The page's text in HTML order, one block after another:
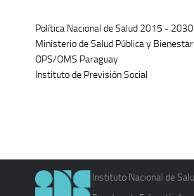
Política Nacional de Salud 2015 - 2030
Ministerio de Salud Pública y Bienestar
OPS/OMS Paraguay
Instituto de Previsión Social
Instituto Nacional de